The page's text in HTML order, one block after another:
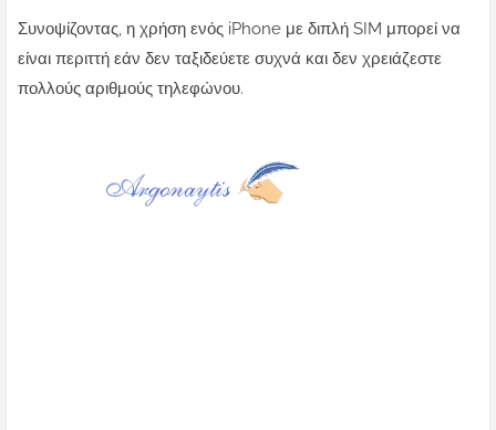
Συνοψίζοντας, η χρήση ενός iPhone με διπλή SIM μπορεί να
είναι περιττή εάν δεν ταξιδεύετε συχνά και δεν χρειάζεστε
πολλούς αριθμούς τηλεφώνου.